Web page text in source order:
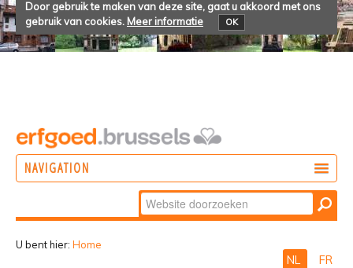
Door gebruik te maken van deze site, gaat u akkoord met ons
gebruik van cookies. Meer informatie OK
NAVIGATION
Zoek
Geavanceerd
U bent hier: Home
NL FR